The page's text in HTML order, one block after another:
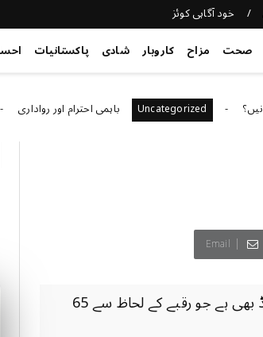
خود آگاہی کوئز
صحت مزاح کاروبار شادی پاکستانیات
Uncategorized باہمی احترام اور رواداری
Email
رٹّا اسکولنگ سسٹم شمالی یورپ کا ایک چھوٹا سا ملک فن لینڈ بھی ہے جو رقبے کے لحاظ سے 65